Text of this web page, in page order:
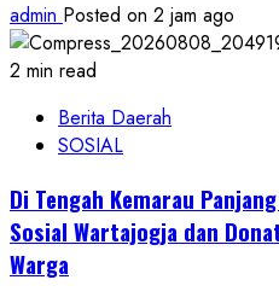
admin Posted on 2 jam ago
2 min read
Berita Daerah
SOSIAL
Di Tengah Kemarau
Sosial Wartajogja dan
Warga